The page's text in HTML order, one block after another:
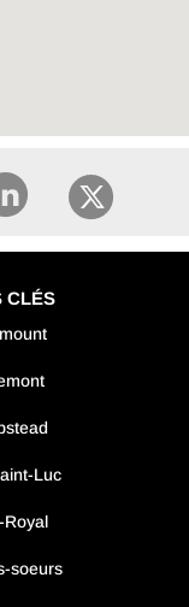
CLÉS
Luc
Royal
soeurs